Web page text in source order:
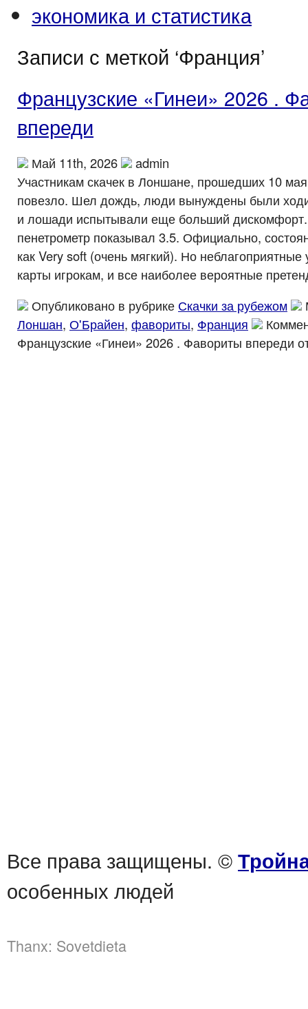
экономика и статистика
Записи с меткой ‘Франция’
Французские «Гинеи» 2026 .
впереди
Май 11th, 2026
admin
Участникам скачек в Лоншане, прошедших 10
повезло. Шел дождь, люди вынуждены были
и лошади испытывали еще больший
пенетрометр показывал 3.5. Официально,
как Very soft (очень мягкий). Но неблагоприятные
карты игрокам, и все наиболее вероятные
Опубликовано в рубрике Скачки за рубежом
Лоншан, О'Брайен, фавориты, Франция
Французские «Гинеи» 2026 . Фавориты впереди
Все права защищены. ©
особенных людей
Thanx: Sovetdieta